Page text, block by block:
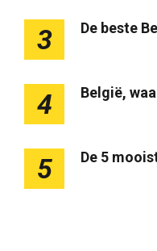
3 De beste
4 België,
5 De 5